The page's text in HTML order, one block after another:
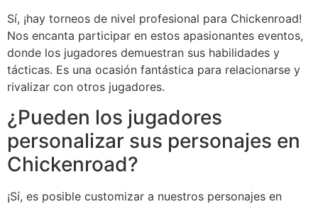
Sí, ¡hay torneos de nivel profesional para Chickenroad!
Nos encanta participar en estos apasionantes eventos,
donde los jugadores demuestran sus habilidades y
tácticas. Es una ocasión fantástica para relacionarse y
rivalizar con otros jugadores.
¿Pueden los jugadores
personalizar sus personajes en
Chickenroad?
¡Sí, es posible customizar a nuestros personajes en